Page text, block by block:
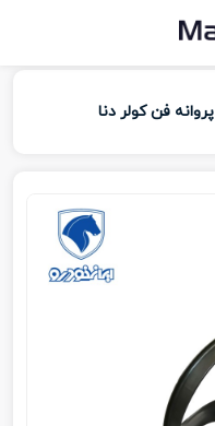
پروانه فن کولر دنا